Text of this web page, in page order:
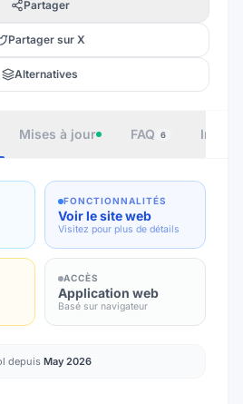
Partager
Partager sur X
Alternatives
Mises à jour FAQ 6
FONCTIONNALITÉS
Voir le site web
Visitez pour plus de détails
ACCÈS
Application web
Basé sur navigateur
depuis May 2026